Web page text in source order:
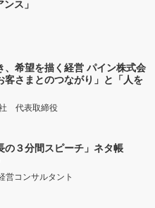
ス」
希望を描く経営 パイン株式会
客さまとのつながり」と「人を
代表取締役
の３分間スピーチ」ネタ帳
営コンサルタント